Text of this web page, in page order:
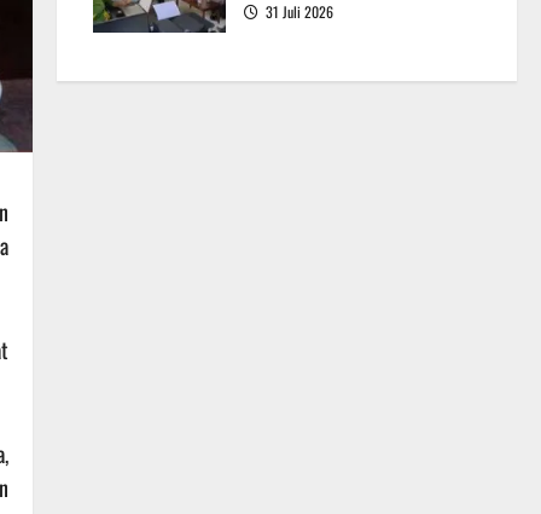
31 Juli 2026